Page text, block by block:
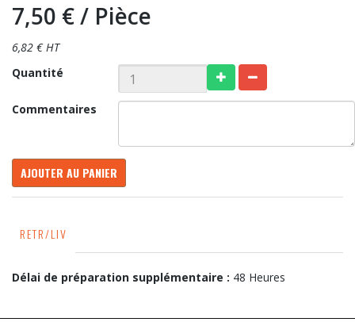
7,50 €/ Pièce
6,82 € HT
Quantité
Commentaires
AJOUTER AU PANIER
RETR/LIV
Délai de préparation supplémentaire : 48 Heures